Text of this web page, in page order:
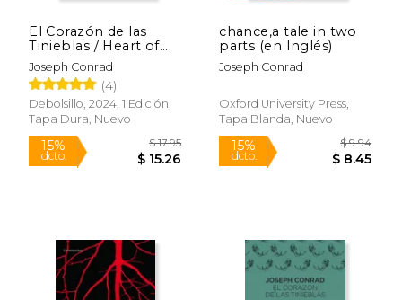
15% 15%
El Corazón de las
Tinieblas / Heart of
Darkness
Joseph Conrad
(4)
Debolsillo, 2024, 1 Edición,
Tapa Dura, Nuevo
chance,a tale in two
parts (en Inglés)
Joseph Conrad
Oxford University Press,
Tapa Blanda, Nuevo